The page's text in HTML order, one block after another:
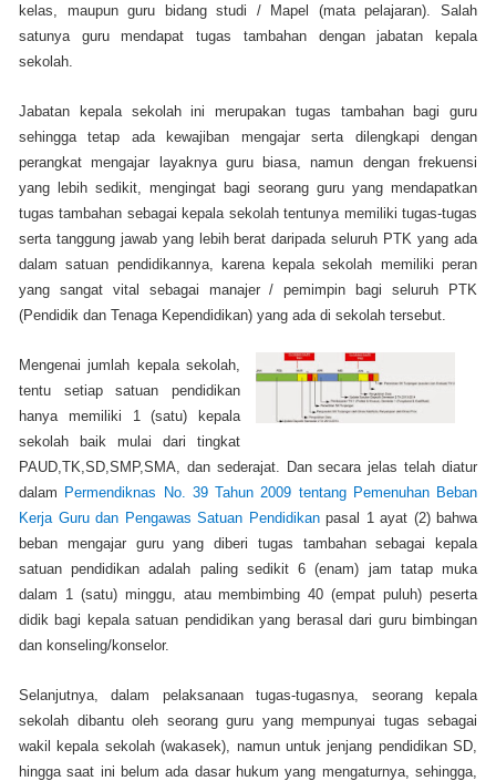
kelas, maupun guru bidang studi / Mapel (mata pelajaran). Salah
satunya guru mendapat tugas tambahan dengan jabatan kepala
sekolah.
Jabatan kepala sekolah ini merupakan tugas tambahan bagi guru
sehingga tetap ada kewajiban mengajar serta dilengkapi dengan
perangkat mengajar layaknya guru biasa, namun dengan frekuensi
yang lebih sedikit, mengingat bagi seorang guru yang mendapatkan
tugas tambahan sebagai kepala sekolah tentunya memiliki tugas-tugas
serta tanggung jawab yang lebih berat daripada seluruh PTK yang ada
dalam satuan pendidikannya, karena kepala sekolah memiliki peran
yang sangat vital sebagai manajer / pemimpin bagi seluruh PTK
(Pendidik dan Tenaga Kependidikan) yang ada di sekolah tersebut.
Mengenai jumlah kepala sekolah,
tentu setiap satuan pendidikan
hanya memiliki 1 (satu) kepala
sekolah baik mulai dari tingkat
PAUD,TK,SD,SMP,SMA, dan sederajat. Dan secara jelas telah diatur
dalam Permendiknas No. 39 Tahun 2009 tentang Pemenuhan Beban
Kerja Guru dan Pengawas Satuan Pendidikanpasal 1 ayat (2) bahwa
beban mengajar guru yang diberi tugas tambahan sebagai kepala
satuan pendidikan adalah paling sedikit 6 (enam) jam tatap muka
dalam 1 (satu) minggu, atau membimbing 40 (empat puluh) peserta
didik bagi kepala satuan pendidikan yang berasal dari guru bimbingan
dan konseling/konselor.
Selanjutnya, dalam pelaksanaan tugas-tugasnya, seorang kepala
sekolah dibantu oleh seorang guru yang mempunyai tugas sebagai
wakil kepala sekolah (wakasek), namun untuk jenjang pendidikan SD,
hingga saat ini belum ada dasar hukum yang mengaturnya, sehingga,